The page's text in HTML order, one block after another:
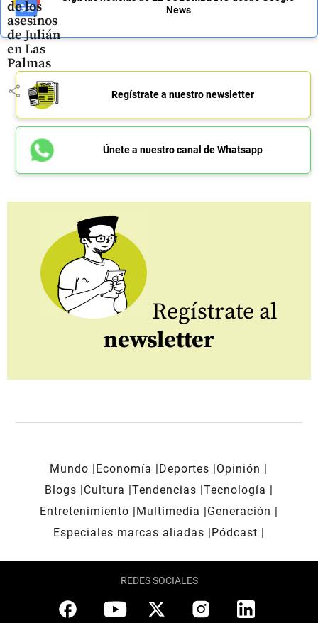
de los
asesinos
de Julián
en Las
Palmas
share
News
Regístrate a nuestro newsletter
Únete a nuestro canal de Whatsapp
Regístrate al
newsletter
Mundo Economía Deportes
Opinión
Blogs
Cultura Tendencias Tecnología
Entretenimiento
Multimedia
Generación
Especiales marcas aliadas
Pódcast
REDES SOCIALES